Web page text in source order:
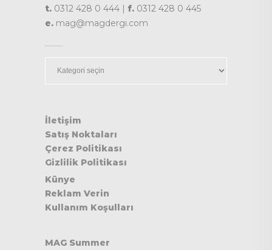
t. 0312 428 0 444 | f. 0312 428 0 445
e. mag@magdergi.com
İletişim
Satış Noktaları
Çerez Politikası
Gizlilik Politikası
Künye
Reklam Verin
Kullanım Koşulları
MAG Summer